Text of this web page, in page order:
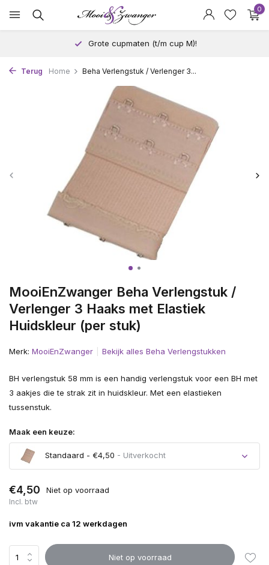
0
Grote cupmaten (t/m cup M)!
Terug Home Beha Verlengstuk / Verlenger 3...
MooiEnZwanger Beha Verlengstuk /
Verlenger 3 Haaks met Elastiek
Huidskleur (per stuk)
Merk: MooiEnZwanger Bekijk alles Beha Verlengstukken
BH verlengstuk 58 mm is een handig verlengstuk voor een BH met
3 aakjes die te strak zit in huidskleur. Met een elastieken
tussenstuk.
Maak een keuze:
Standaard - €4,50 - Uitverkocht
€4,50 Niet op voorraad
Incl. btw
ivm vakantie ca 12 werkdagen
Niet op voorraad